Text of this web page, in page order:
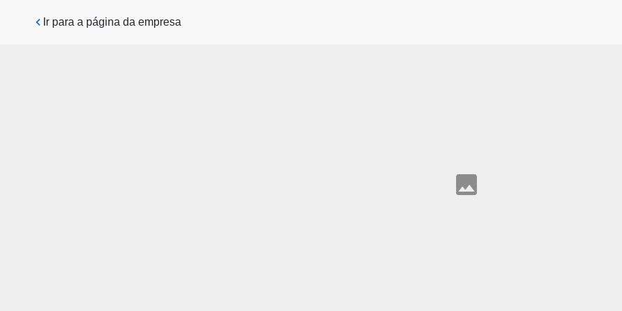
Pular para o conteúdo principal
Ir para a página da empresa